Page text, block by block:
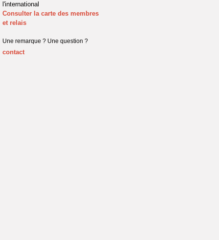
l'international
Consulter la carte des membres
et relais
Une remarque ? Une question ?
contact